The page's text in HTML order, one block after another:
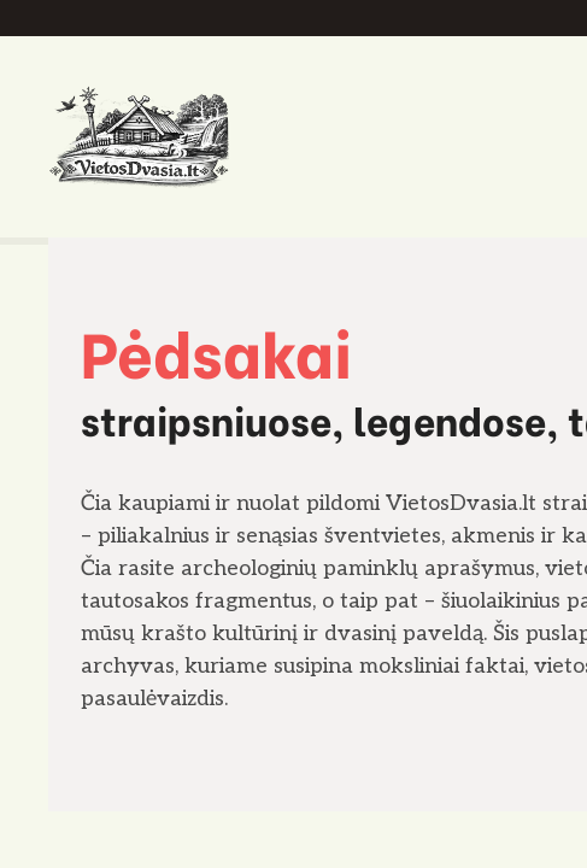
Pėdsakai
straipsniuose, legendose,
Čia kaupiami ir nuolat pildomi VietosDvasia.lt
– piliakalnius ir senąsias šventvietes, akmenis ir
Čia rasite archeologinių paminklų aprašymus,
tautosakos fragmentus, o taip pat – šiuolaikinius
mūsų krašto kultūrinį ir dvasinį paveldą. Šis
archyvas, kuriame susipina moksliniai faktai,
pasaulėvaizdis.